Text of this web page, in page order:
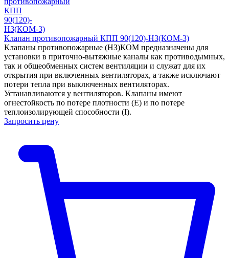
Клапан противопожарный КПП 90(120)-НЗ(КОМ-3)
Клапаны противопожарные (НЗ)КОМ предназначены для
установки в приточно-вытяжные каналы как противодымных,
так и общеобменных систем вентиляции и служат для их
открытия при включенных вентиляторах, а также исключают
потери тепла при выключенных вентиляторах.
Устанавливаются у вентиляторов. Клапаны имеют
огнестойкость по потере плотности (Е) и по потере
теплоизолирующей способности (I).
Запросить цену